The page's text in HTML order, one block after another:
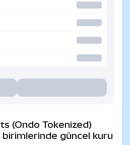
(Ondo Tokenized)
birimlerinde güncel kuru